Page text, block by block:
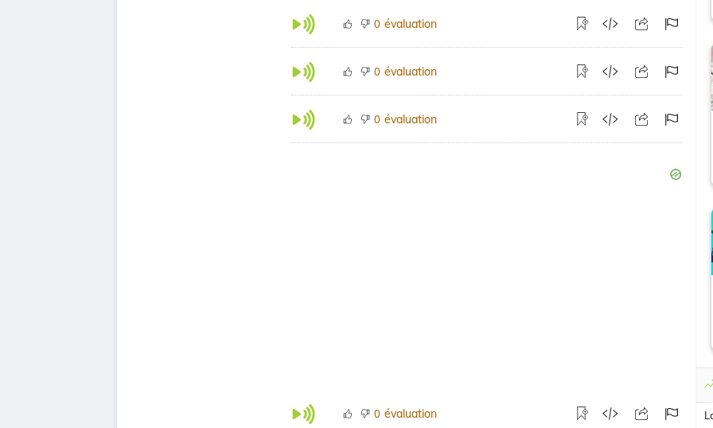
0 évaluation
0 évaluation
0 évaluation
0 évaluation